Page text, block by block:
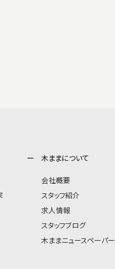
木ままについて
会社概要
スタッフ紹介
求人情報
スタッフブログ
木ままニュースペーパー